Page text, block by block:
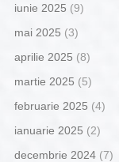
iunie 2025 (9)
mai 2025 (3)
aprilie 2025 (8)
martie 2025 (5)
februarie 2025 (4)
ianuarie 2025 (2)
decembrie 2024(7)